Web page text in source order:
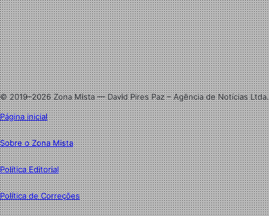
Facebook
X
Linkedin
Instagram
© 2019–2026 Zona Mista — David Pires Paz – Agência de Notícias Ltda.
Página inicial
Sobre o Zona Mista
Política Editorial
Política de Correções